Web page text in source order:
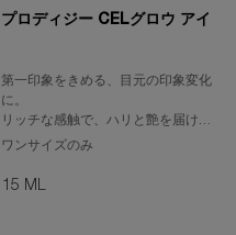
プロディジー CELグロウ アイ
第一印象をきめる、目元の印象変化
に。
リッチな感触で、ハリと艶を届ける
アイクリーム。
ワンサイズのみ
15 ML